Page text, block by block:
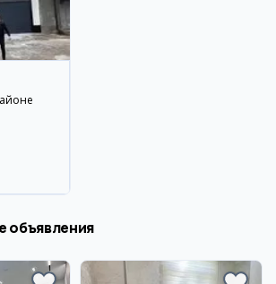
объявления